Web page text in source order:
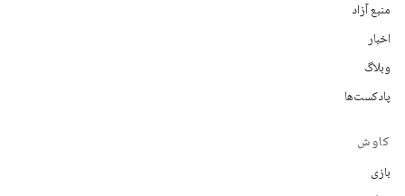
منبع آزاد
اخبار
وبلاگ
پادکست‌ها
کاوش
بازی